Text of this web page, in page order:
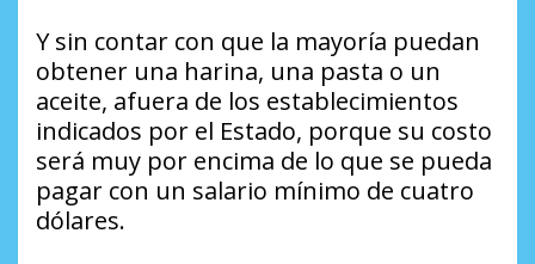
Y sin contar con que la mayoría puedan
obtener una harina, una pasta o un
aceite, afuera de los establecimientos
indicados por el Estado, porque su costo
será muy por encima de lo que se pueda
pagar con un salario mínimo de cuatro
dólares.